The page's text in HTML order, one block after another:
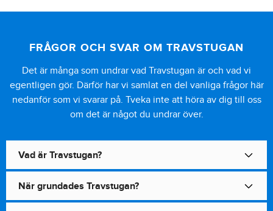
FRÅGOR OCH SVAR OM TRAVSTUGAN
Det är många som undrar vad Travstugan är och vad vi
egentligen gör. Därför har vi samlat en del vanliga frågor här
nedanför som vi svarar på. Tveka inte att höra av dig till oss
om det är något du undrar över.
Vad är Travstugan?
När grundades Travstugan?